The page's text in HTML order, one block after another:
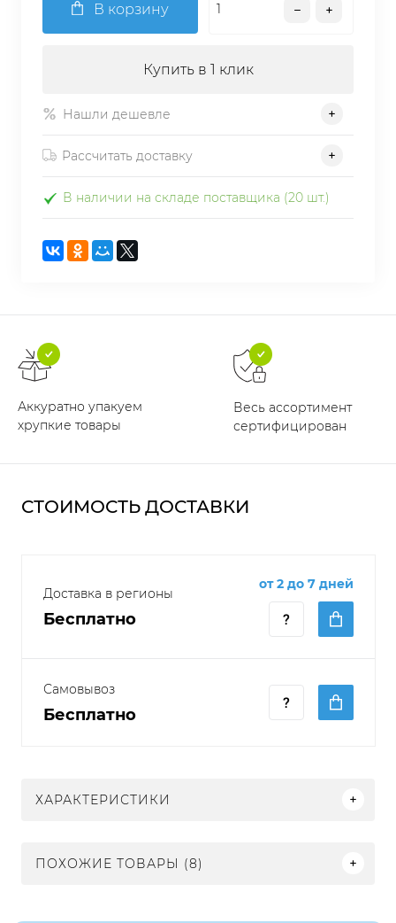
В корзину
Купить в 1 клик
Нашли дешевле
Рассчитать доставку
В наличии на складе поставщика (20 шт.)
Аккуратно упакуем
хрупкие товары
Весь ассортимент
сертифицирован
СТОИМОСТЬ ДОСТАВКИ
Доставка в регионы
Бесплатно
от 2 до 7 дней
Самовывоз
Бесплатно
ХАРАКТЕРИСТИКИ
ПОХОЖИЕ ТОВАРЫ (8)